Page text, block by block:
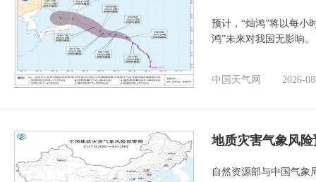
预计，“灿鸿”将以每小
鸿”未来对我国无影响。
中国天气网 2026-
地质灾害气象风
自然资源部与中国气象